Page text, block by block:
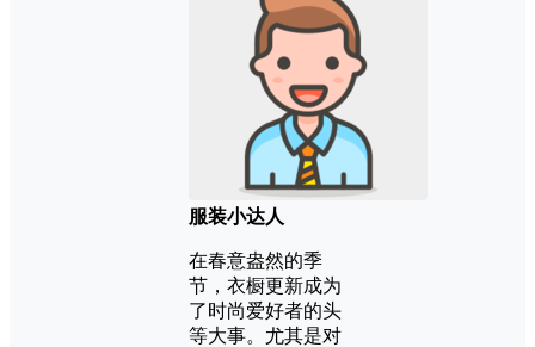
服装小达人
在春意盎然的季
节，衣橱更新成为
了时尚爱好者的头
等大事。尤其是对